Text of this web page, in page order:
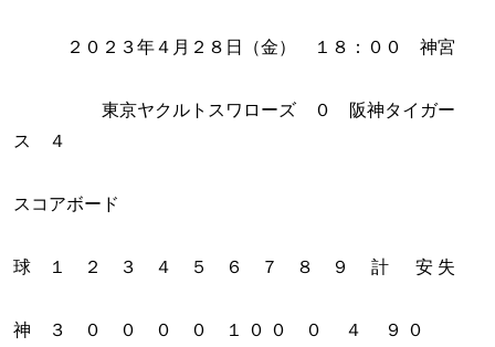
２０２３年４月２８日（金） １８：００ 神宮
東京ヤクルトスワローズ ０ 阪神タイガー
ス ４
スコアボード
球 １ ２ ３ ４ ５ ６ ７ ８ ９ 計 安 失
神 ３ ０ ０ ０ ０ １ ０ ０ ０ ４ ９ ０